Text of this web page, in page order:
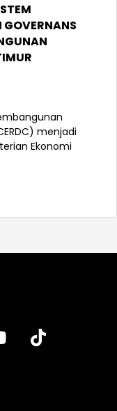
GOVERNANS
menjadi
Ekonomi